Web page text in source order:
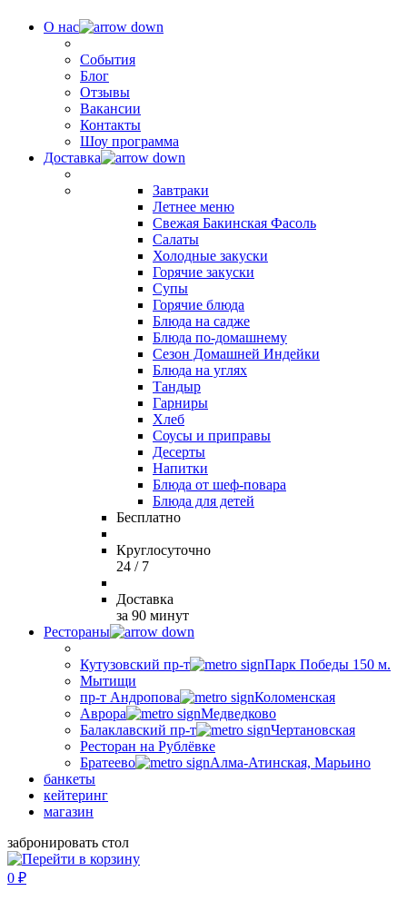
О нас
События
Блог
Отзывы
Вакансии
Контакты
Шоу программа
Доставка
Завтраки
Летнее меню
Свежая Бакинская Фасоль
Салаты
Холодные закуски
Горячие закуски
Супы
Горячие блюда
Блюда на садже
Блюда по-домашнему
Сезон Домашней Индейки
Блюда на углях
Тандыр
Гарниры
Хлеб
Соусы и приправы
Десерты
Напитки
Блюда от шеф-повара
Блюда для детей
Бесплатно
Круглосуточно
24 / 7
Доставка
за 90 минут
Рестораны
Кутузовский пр-т
Парк Победы 150 м.
Мытищи
пр-т Андропова
Коломенская
Аврора
Медведково
Балаклавский пр-т
Чертановская
Ресторан на Рублёвке
Братеево
Алма-Атинская, Марьино
банкеты
кейтеринг
магазин
забронировать стол
0 ₽